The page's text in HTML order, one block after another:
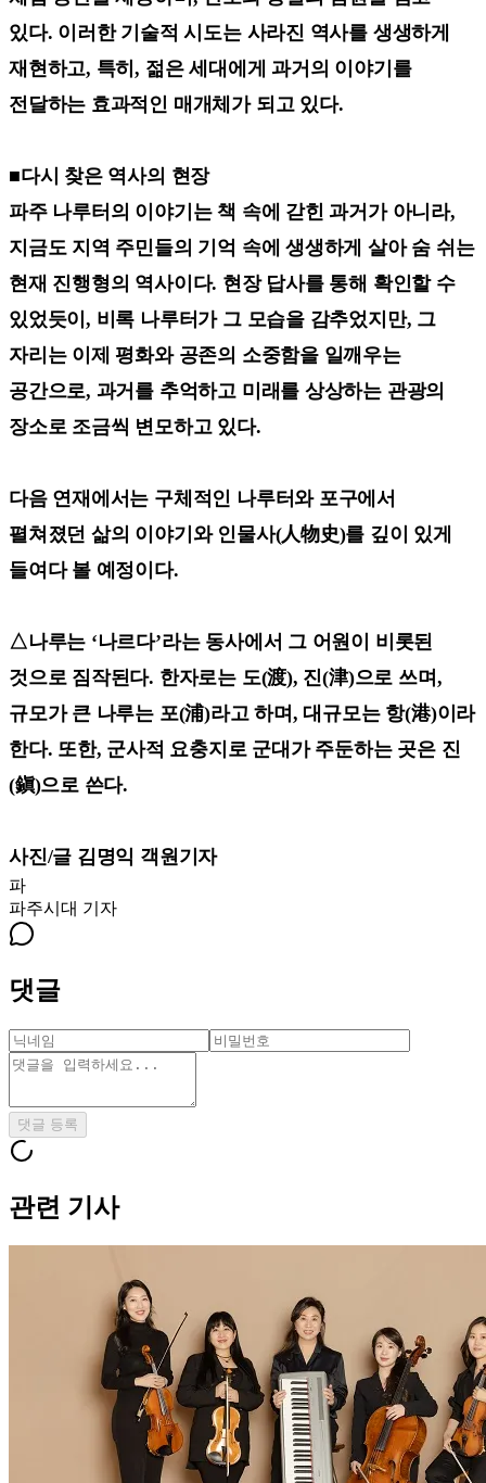
있다. 이러한 기술적 시도는 사라진 역사를 생생하게
재현하고, 특히, 젊은 세대에게 과거의 이야기를
전달하는 효과적인 매개체가 되고 있다.
■다시 찾은 역사의 현장
파주 나루터의 이야기는 책 속에 갇힌 과거가 아니라,
지금도 지역 주민들의 기억 속에 생생하게 살아 숨 쉬는
현재 진행형의 역사이다. 현장 답사를 통해 확인할 수
있었듯이, 비록 나루터가 그 모습을 감추었지만, 그
자리는 이제 평화와 공존의 소중함을 일깨우는
공간으로, 과거를 추억하고 미래를 상상하는 관광의
장소로 조금씩 변모하고 있다.
다음 연재에서는 구체적인 나루터와 포구에서
펼쳐졌던 삶의 이야기와 인물사(人物史)를 깊이 있게
들여다 볼 예정이다.
△나루는 ‘나르다’라는 동사에서 그 어원이 비롯된
것으로 짐작된다. 한자로는 도(渡), 진(津)으로 쓰며,
규모가 큰 나루는 포(浦)라고 하며, 대규모는 항(港)이라
한다. 또한, 군사적 요충지로 군대가 주둔하는 곳은 진
(鎭)으로 쓴다.
사진/글 김명익 객원기자
파
파주시대 기자
댓글
댓글 등록
관련 기사